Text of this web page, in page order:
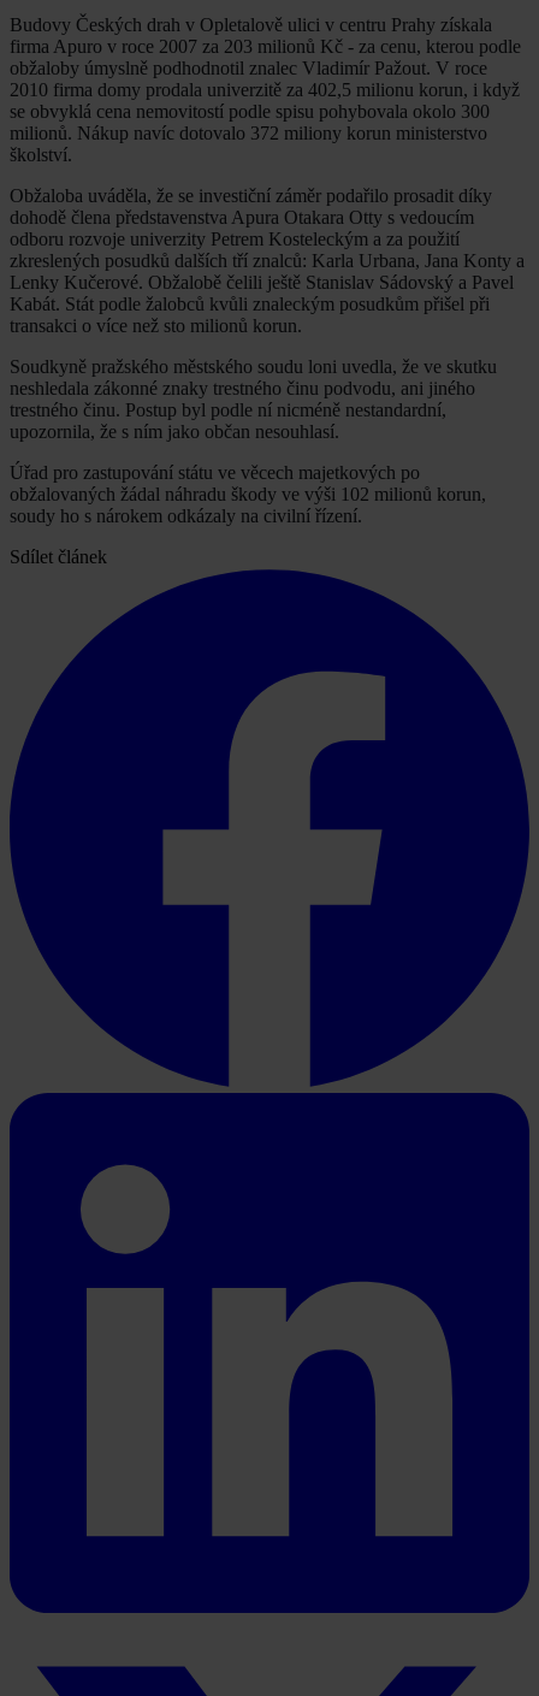
Budovy Českých drah v Opletalově ulici v centru Prahy získala
firma Apuro v roce 2007 za 203 milionů Kč - za cenu, kterou podle
obžaloby úmyslně podhodnotil znalec Vladimír Pažout. V roce
2010 firma domy prodala univerzitě za 402,5 milionu korun, i když
se obvyklá cena nemovitostí podle spisu pohybovala okolo 300
milionů. Nákup navíc dotovalo 372 miliony korun ministerstvo
školství.
Obžaloba uváděla, že se investiční záměr podařilo prosadit díky
dohodě člena představenstva Apura Otakara Otty s vedoucím
odboru rozvoje univerzity Petrem Kosteleckým a za použití
zkreslených posudků dalších tří znalců: Karla Urbana, Jana Konty a
Lenky Kučerové. Obžalobě čelili ještě Stanislav Sádovský a Pavel
Kabát. Stát podle žalobců kvůli znaleckým posudkům přišel při
transakci o více než sto milionů korun.
Soudkyně pražského městského soudu loni uvedla, že ve skutku
neshledala zákonné znaky trestného činu podvodu, ani jiného
trestného činu. Postup byl podle ní nicméně nestandardní,
upozornila, že s ním jako občan nesouhlasí.
Úřad pro zastupování státu ve věcech majetkových po
obžalovaných žádal náhradu škody ve výši 102 milionů korun,
soudy ho s nárokem odkázaly na civilní řízení.
Sdílet článek